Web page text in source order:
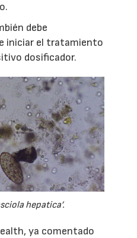
debe
iniciar el tratamiento
dosificador.
hepatica’.
ya comentado